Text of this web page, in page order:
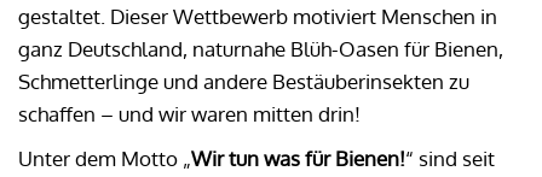
gestaltet. Dieser Wettbewerb motiviert Menschen in
ganz Deutschland, naturnahe Blüh-Oasen für Bienen,
Schmetterlinge und andere Bestäuberinsekten zu
schaffen – und wir waren mitten drin!
Unter dem Motto „Wir tun was für Bienen!“ sind seit